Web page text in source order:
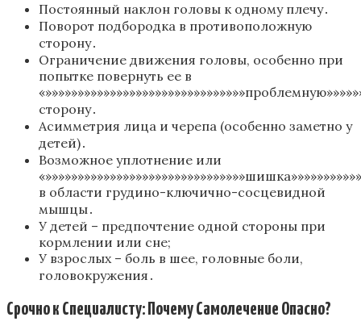
Постоянный наклон головы к одному плечу․
Поворот подбородка в противоположную
сторону․
Ограничение движения головы, особенно при
попытке повернуть ее в
сторону․
Асимметрия лица и черепа (особенно заметно у
детей)․
Возможное уплотнение или
в области грудино-ключично-сосцевидной
мышцы․
У детей – предпочтение одной стороны при
кормлении или сне;
У взрослых – боль в шее, головные боли,
головокружения․
Срочно к Специалисту: Почему Самолечение Опасно?